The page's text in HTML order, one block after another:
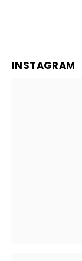
INSTAGRAM